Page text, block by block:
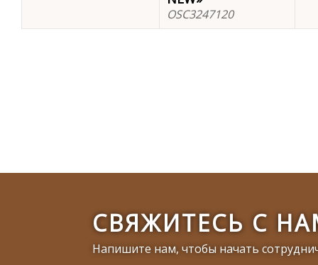
OSC3247120
СВЯЖИТЕСЬ С
Напишите нам, чтобы начать